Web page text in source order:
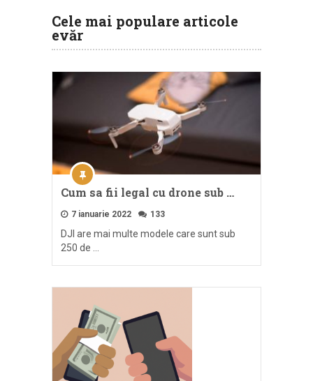
Cele mai populare articole
evăr
Cum sa fii legal cu drone sub …
7 ianuarie 2022 133
DJI are mai multe modele care sunt sub
250 de …